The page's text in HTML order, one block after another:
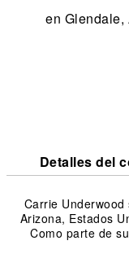
en Glendale,
Detalles del
Carrie
Arizona, Estados
Como parte de